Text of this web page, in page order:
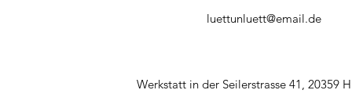
luettunluett@email.de
Werkstatt in der Seilerstrasse 41, 20359